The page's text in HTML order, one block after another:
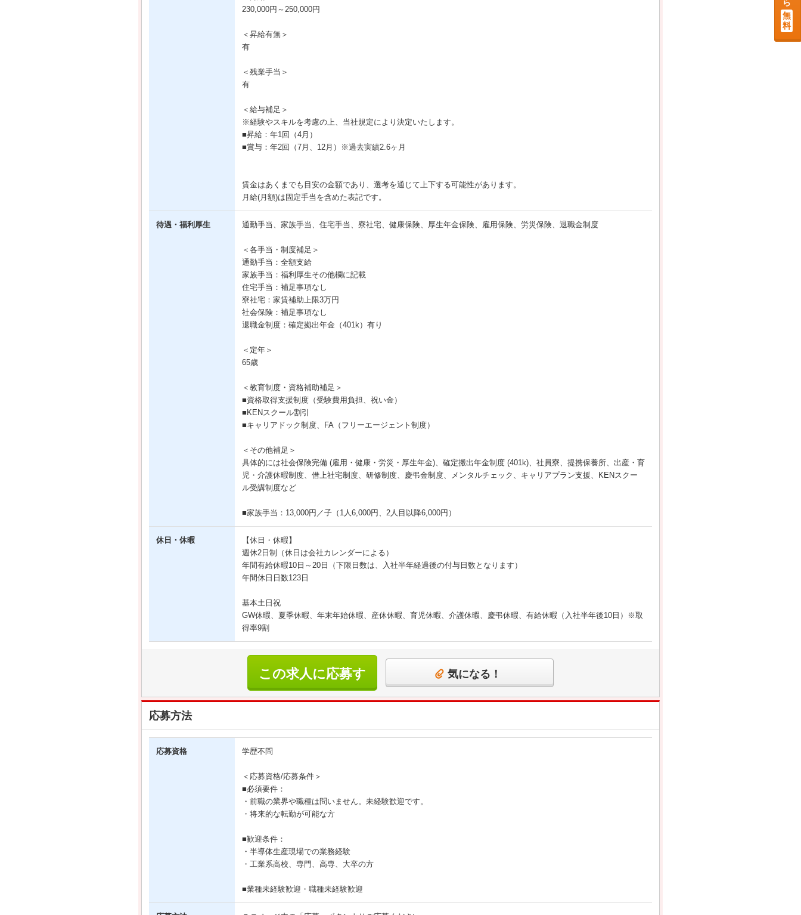
230,000円～250,000円
＜昇給有無＞
有
＜残業手当＞
有
＜給与補足＞
※経験やスキルを考慮の上、当社規定により決定いたします。
■昇給：年1回（4月）
■賞与：年2回（7月、12月）※過去実績2.6ヶ月
賃金はあくまでも目安の金額であり、選考を通じて上下する可能性があります。
月給(月額)は固定手当を含めた表記です。
待遇・福利厚生 通勤手当、家族手当、住宅手当、寮社宅、健康保険、厚生年金保険、雇用保険、労災保険、退職金制度
＜各手当・制度補足＞
通勤手当：全額支給
家族手当：福利厚生その他欄に記載
住宅手当：補足事項なし
寮社宅：家賃補助上限3万円
社会保険：補足事項なし
退職金制度：確定拠出年金（401k）有り
＜定年＞
65歳
＜教育制度・資格補助補足＞
■資格取得支援制度（受験費用負担、祝い金）
■KENスクール割引
■キャリアドック制度、FA（フリーエージェント制度）
＜その他補足＞
具体的には社会保険完備 (雇用・健康・労災・厚生年金)、確定搬出年金制度 (401k)、社員寮、提携保養所、出産・育
児・介護休暇制度、借上社宅制度、研修制度、慶弔金制度、メンタルチェック、キャリアプラン支援、KENスクー
ル受講制度など
■家族手当：13,000円／子（1人6,000円、2人目以降6,000円）
休日・休暇
【休日・休暇】
週休2日制（休日は会社カレンダーによる）
年間有給休暇10日～20日（下限日数は、入社半年経過後の付与日数となります）
年間休日日数123日
基本土日祝
GW休暇、夏季休暇、年末年始休暇、産休休暇、育児休暇、介護休暇、慶弔休暇、有給休暇（入社半年後10日）※取
得率9割
この求人に応募す
る
気になる！
応募方法
応募資格 学歴不問
＜応募資格/応募条件＞
■必須要件：
・前職の業界や職種は問いません。未経験歓迎です。
・将来的な転勤が可能な方
■歓迎条件：
・半導体生産現場での業務経験
・工業系高校、専門、高専、大卒の方
■業種未経験歓迎・職種未経験歓迎
ら
無
料